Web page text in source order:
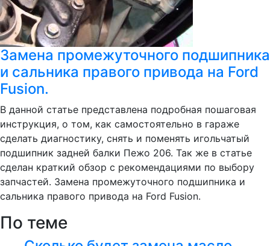
Замена промежуточного подшипника
и сальника правого привода на Ford
Fusion.
В данной статье представлена подробная пошаговая
инструкция, о том, как самостоятельно в гараже
сделать диагностику, снять и поменять игольчатый
подшипник задней балки Пежо 206. Так же в статье
сделан краткий обзор с рекомендациями по выбору
запчастей. Замена промежуточного подшипника и
сальника правого привода на Ford Fusion.
По теме